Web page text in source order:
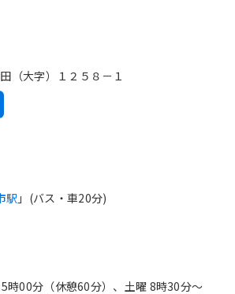
（大字）１２５８－１
駅 」(バス・車20分)
時00分（休憩60分）、土曜 8時30分〜